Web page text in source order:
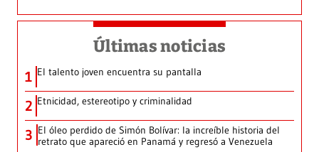
Últimas noticias
1 El talento joven encuentra su pantalla​
2 Etnicidad, estereotipo y criminalidad
3 El óleo perdido de Simón Bolívar: la increíble historia del
retrato que apareció en Panamá y regresó a Venezuela